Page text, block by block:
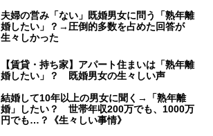
夫婦の営み「ない」既婚男女に問う「熟年離
婚したい」？→圧倒的多数を占めた回答が
生々しかった
【賃貸・持ち家】アパート住まいは「熟年離
婚したい」？ 既婚男女の生々しい声
結婚して10年以上の男女に聞く→「熟年離
婚」したい？ 世帯年収200万でも、1000万
円でも…？《生々しい事情》